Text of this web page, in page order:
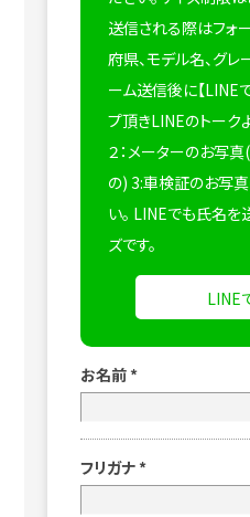
送信される際はフォ
府県、モデル名、グレ
ーム送信後に【LINE
プ頂きLINEのトーク
２：メーターのお写
の) 3:車検証のお写
い。 LINEでも氏名を
ズです。
LINE
お名前 *
フリガナ *